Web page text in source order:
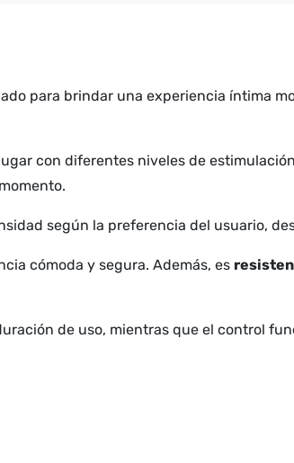
para brindar una experiencia íntima
con diferentes niveles de
según la preferencia del usuario,
cómoda y segura. Además, es
de uso, mientras que el control